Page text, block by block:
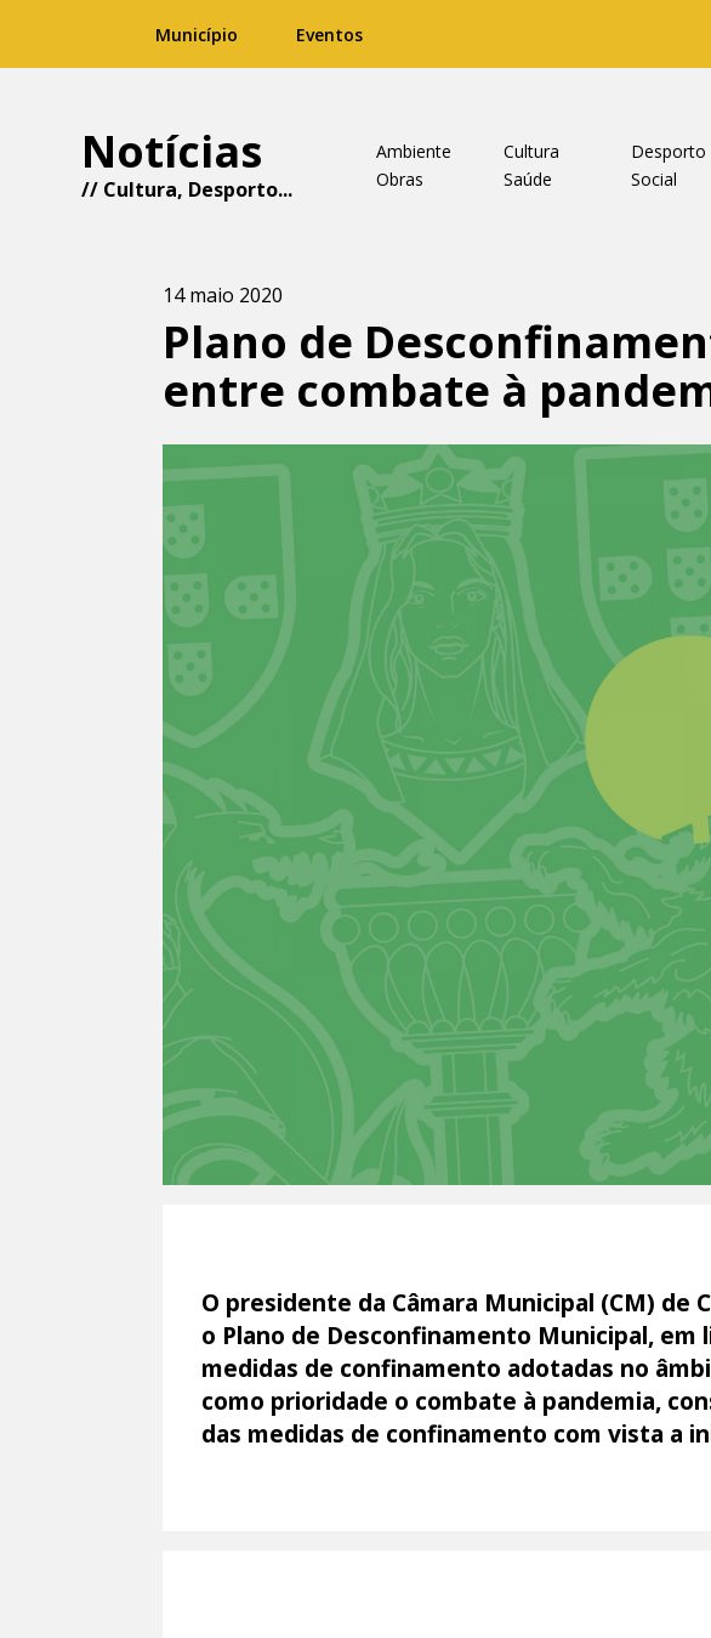
Município Eventos
Notícias
// Cultura, Desporto...
Ambiente Cultura Desporto
Obras
Saúde Social
14 maio 2020
Plano de
entre combate à
O presidente da Câmara Municipal (CM)
o Plano de Desconfinamento Municipal,
medidas de confinamento adotadas no
como prioridade o combate à pandemia,
das medidas de confinamento com vista a